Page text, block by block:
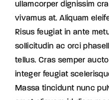
ullamcorper dignissim
vivamus at. Aliquam
Risus feugiat in ante
sollicitudin ac orci
tellus. Cras semper
integer feugiat
Massa tincidunt nunc